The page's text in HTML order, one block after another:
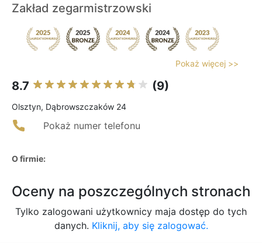
Zakład zegarmistrzowski
Pokaż więcej >>
8.7 (9)
Olsztyn, Dąbrowszczaków 24
Pokaż numer telefonu
O firmie:
Oceny na poszczególnych stronach
Tylko zalogowani użytkownicy maja dostęp do tych
danych. Kliknij, aby się zalogować.